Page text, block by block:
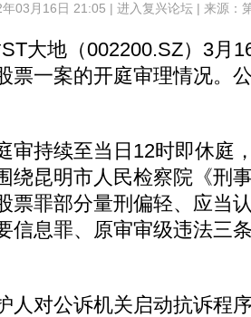
03月16日 21:05 | 进入复兴论坛| 来源：
地（002200.SZ）3月
票一案的开庭审理情况。
持续至当日12时即休庭
绕昆明市人民检察院《刑
票罪部分量刑偏轻、应当
信息罪、原审审级违法三
对公诉机关启动抗诉程